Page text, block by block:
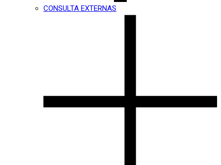
CONSULTA EXTERNAS